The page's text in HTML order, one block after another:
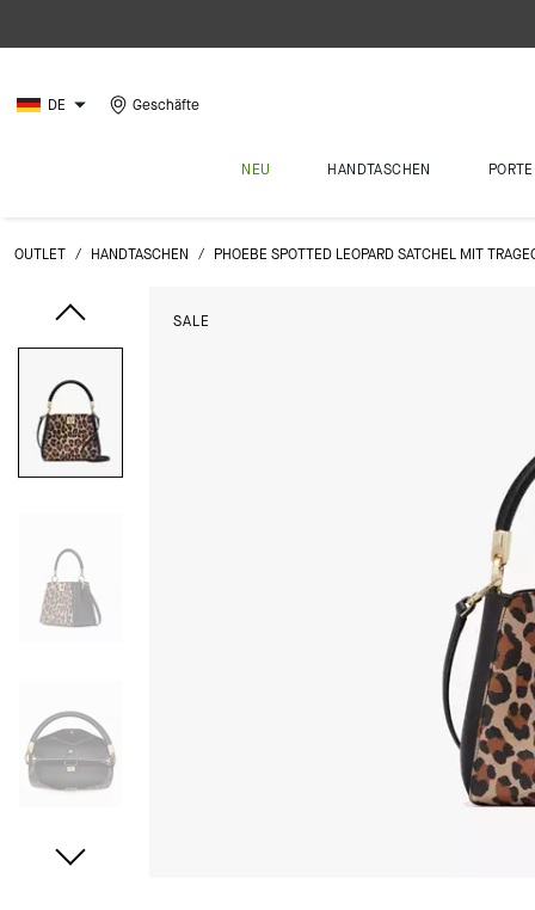
DE Geschäfte
NEU HANDTASCHEN
OUTLET / HANDTASCHEN / PHOEBE SPOTTED LEOPARD SATCHEL MIT
SALE